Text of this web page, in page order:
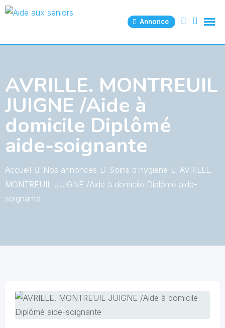
Skip
Annonce
AVRILLE. MONTREUIL
JUIGNE /Aide à
domicile Diplômé
aide-soignante
Accueil Nos annonces Soins d'hygiène
AVRILLE.
MONTREUIL JUIGNE /Aide à domicile Diplômé aide-
soignante